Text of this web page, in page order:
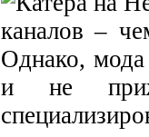
каналов –
Однако, мода
и не